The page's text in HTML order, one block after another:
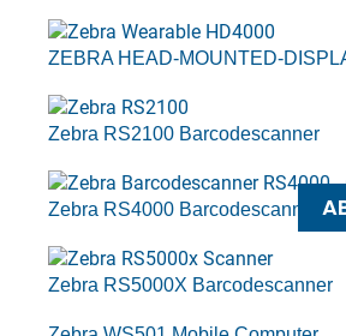
ZEBRA HEAD-MOUNTED-
Zebra RS2100 Barcodescanner
Zebra RS4000 Barcodescanner
Zebra RS5000X Barcodescanner